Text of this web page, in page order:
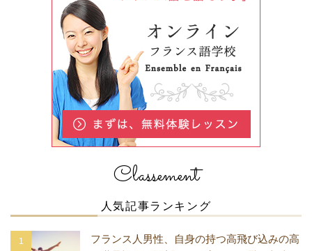
Classement
人気記事ランキング
フランス人男性、自身の持つ高飛び込みの高